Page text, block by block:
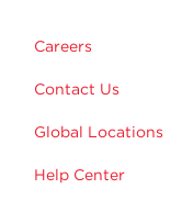
Careers
Contact Us
Global Locations
Help Center